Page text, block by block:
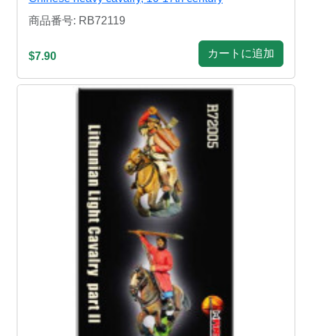
商品番号: RB72119
$7.90 カートに追加